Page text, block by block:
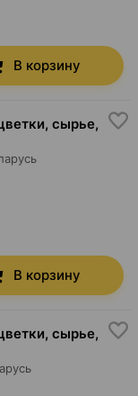
В корзину
сырье,
В корзину
сырье,